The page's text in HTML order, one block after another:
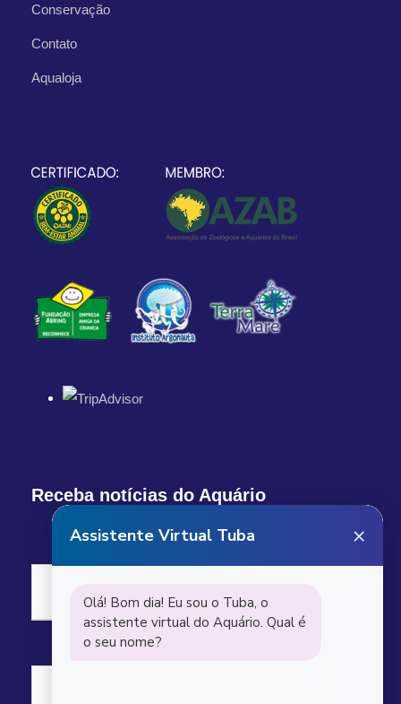
Conservação
Contato
Aqualoja
Receba notícias do Aquário